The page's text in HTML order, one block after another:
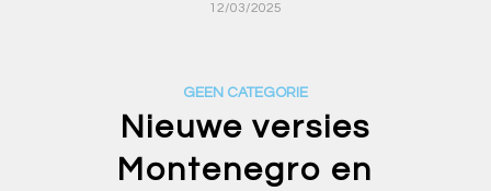
12/03/2025
GEEN CATEGORIE
Nieuwe versies
Montenegro en